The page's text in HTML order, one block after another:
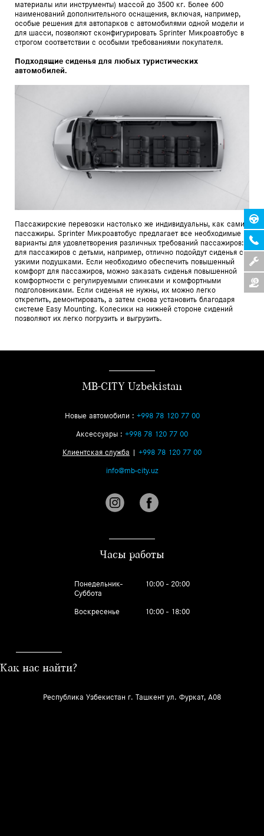
материалы или инструменты) массой до 3500 кг. Более 600
наименований дополнительного оснащения, включая, например,
особые решения для автопарков с автомобилями одной модели и
для шасси, позволяют сконфигурировать Sprinter Микроавтобус в
строгом соответствии с особыми требованиями покупателя.
Подходящие сиденья для любых туристических
автомобилей.
Пассажирские перевозки настолько же индивидуальны, как сами
пассажиры. Sprinter Микроавтобус предлагает все необходимые
варианты для удовлетворения различных требований пассажиров:
для пассажиров с детьми, например, отлично подойдут сиденья с
узкими подушками. Если необходимо обеспечить повышенный
комфорт для пассажиров, можно заказать сиденья повышенной
комфортности с регулируемыми спинками и комфортными
подголовниками. Если сиденья не нужны, их можно легко
открепить, демонтировать, а затем снова установить благодаря
системе Easy Mounting. Колесики на нижней стороне сидений
позволяют их легко погрузить и выгрузить.
MB-CITY Uzbekistan
Новые автомобили : +998 78 120 77 00
Аксессуары : +998 78 120 77 00
Клиентская служба | +998 78 120 77 00
info@mb-city.uz
Часы работы
Понедельник-
Суббота
10:00 - 20:00
Воскресенье 10:00 - 18:00
Как нас найти?
Республика Узбекистан г. Ташкент ул. Фуркат, A08